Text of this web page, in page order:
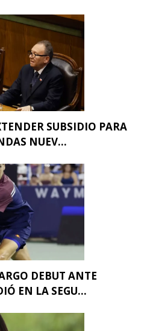
SUBSIDIO PARA
NUEV...
DEBUT ANTE
EN LA SEGU...